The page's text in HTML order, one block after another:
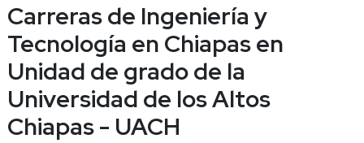
Carreras de Ingeniería y
Tecnología en Chiapas en
Unidad de grado de la
Universidad de los Altos
Chiapas - UACH